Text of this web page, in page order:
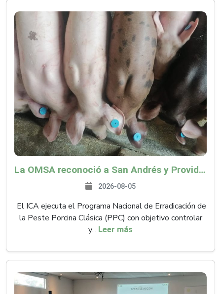
La OMSA reconoció a San Andrés y Providencia como zona libre de Peste Porcina Clásica (PPC)
2026-08-05
El ICA ejecuta el Programa Nacional de Erradicación de
la Peste Porcina Clásica (PPC) con objetivo controlar
y... Leer más